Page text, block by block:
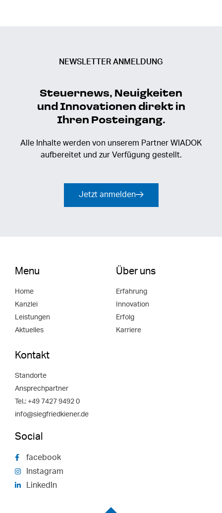
NEWSLETTER ANMELDUNG
Steuernews, Neuigkeiten
und Innovationen direkt in
Ihren Posteingang.
Alle Inhalte werden von unserem Partner WIADOK
aufbereitet und zur Verfügung gestellt.
Jetzt anmelden
Menu
Home
Kanzlei
Leistungen
Aktuelles
Über uns
Erfahrung
Innovation
Erfolg
Karriere
Kontakt
Standorte
Ansprechpartner
Tel.: +49 7427 9492 0
info@siegfriedkiener.de
Social
facebook
Instagram
LinkedIn